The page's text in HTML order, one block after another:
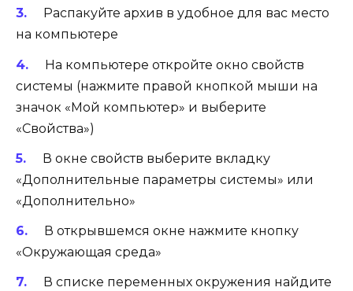
Распакуйте архив в удобное для вас место
на компьютере
На компьютере откройте окно свойств
системы (нажмите правой кнопкой мыши на
значок «Мой компьютер» и выберите
«Свойства»)
В окне свойств выберите вкладку
«Дополнительные параметры системы» или
«Дополнительно»
В открывшемся окне нажмите кнопку
«Окружающая среда»
В списке переменных окружения найдите